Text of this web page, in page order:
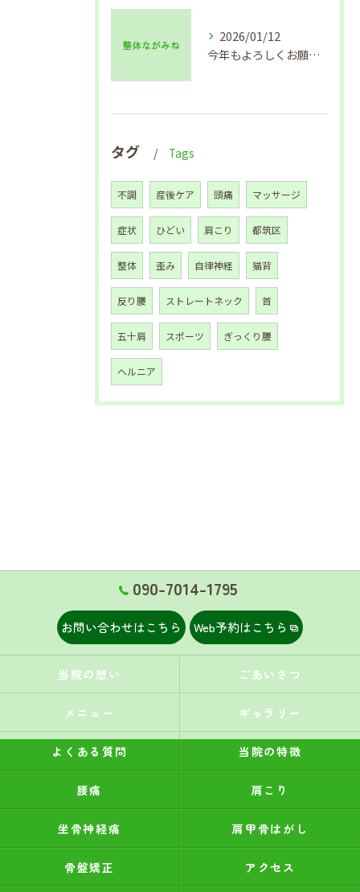
2026/01/12
今年もよろしくお願い致します🙇
タグ Tags
不調 産後ケア 頭痛 マッサージ
症状 ひどい 肩こり 都筑区
整体 歪み 自律神経 猫背
反り腰 ストレートネック 首
五十肩 スポーツ ぎっくり腰
ヘルニア
090-7014-1795
お問い合わせはこちら Web予約はこちら
当院の想い ごあいさつ
メニュー ギャラリー
よくある質問 当院の特徴
腰痛 肩こり
坐骨神経痛 肩甲骨はがし
骨盤矯正 アクセス